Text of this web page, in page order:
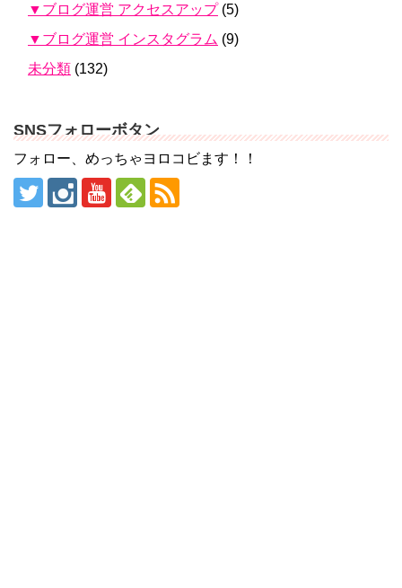
▼ブログ運営 アクセスアップ(5)
▼ブログ運営 インスタグラム (9)
未分類 (132)
SNSフォローボタン
フォロー、めっちゃヨロコビます！！